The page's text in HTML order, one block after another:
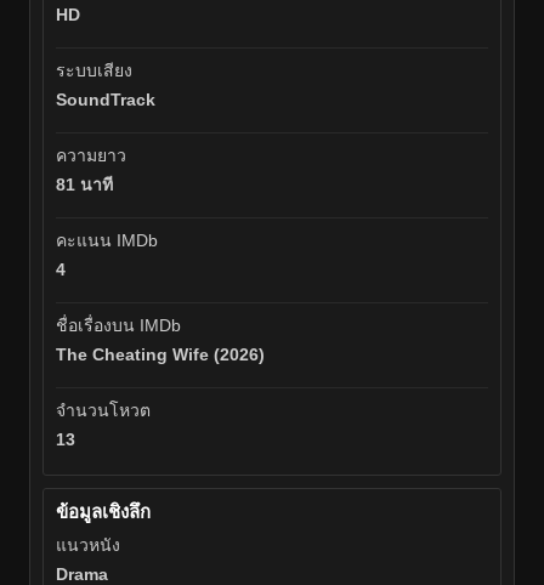
HD
ระบบเสียง
SoundTrack
ความยาว
81 นาที
คะแนน IMDb
4
ชื่อเรื่องบน IMDb
The Cheating Wife (2026)
จำนวนโหวต
13
ข้อมูลเชิงลึก
แนวหนัง
Drama